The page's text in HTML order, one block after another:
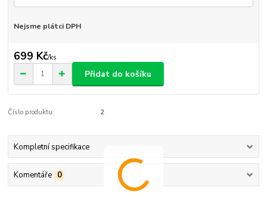
Nejsme plátci DPH
699 Kč/ks
Přidat do košíku
Číslo produktu: 2
Kompletní specifikace
Komentáře 0